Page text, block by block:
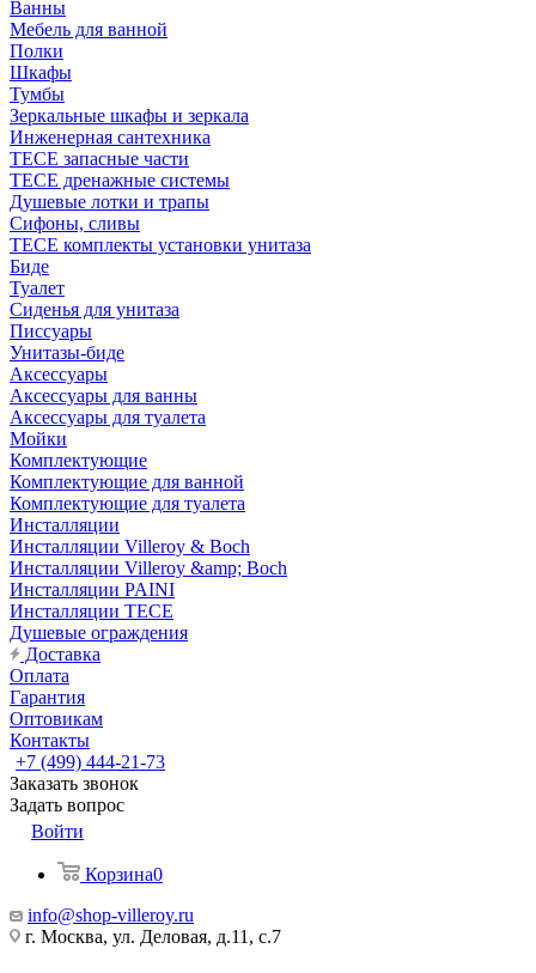
Ванны
Мебель для ванной
Полки
Шкафы
Тумбы
Зеркальные шкафы и зеркала
Инженерная сантехника
TECE запасные части
TECE дренажные системы
Душевые лотки и трапы
Сифоны, сливы
TECE комплекты установки унитаза
Биде
Туалет
Сиденья для унитаза
Писсуары
Унитазы-биде
Аксессуары
Аксессуары для ванны
Аксессуары для туалета
Мойки
Комплектующие
Комплектующие для ванной
Комплектующие для туалета
Инсталляции
Инсталляции Villeroy & Boch
Инсталляции Villeroy &amp; Boch
Инсталляции PAINI
Инсталляции TECE
Душевые ограждения
Доставка
Оплата
Гарантия
Оптовикам
Контакты
+7 (499) 444-21-73
Заказать звонок
Задать вопрос
Войти
Корзина0
info@shop-villeroy.ru
г. Москва, ул. Деловая, д.11, с.7